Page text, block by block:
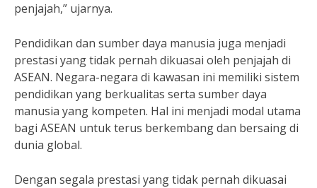
penjajah,” ujarnya.
Pendidikan dan sumber daya manusia juga menjadi
prestasi yang tidak pernah dikuasai oleh penjajah di
ASEAN. Negara-negara di kawasan ini memiliki sistem
pendidikan yang berkualitas serta sumber daya
manusia yang kompeten. Hal ini menjadi modal utama
bagi ASEAN untuk terus berkembang dan bersaing di
dunia global.
Dengan segala prestasi yang tidak pernah dikuasai